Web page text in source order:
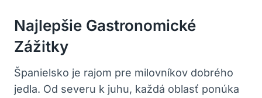
Najlepšie Gastronomické
Zážitky
Španielsko je rajom pre milovníkov dobrého
jedla. Od severu k juhu, každá oblasť ponúka